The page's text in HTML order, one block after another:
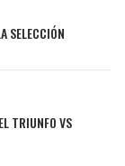
SELECCIÓN
TRIUNFO VS